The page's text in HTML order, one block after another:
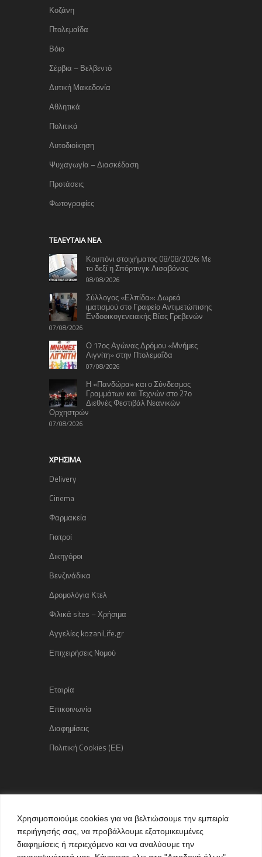
Χρησιμοποιούμε cookies για να βελτιώσουμε την εμπειρία
περιήγησής σας, να προβάλλουμε εξατομικευμένες
διαφημίσεις ή περιεχόμενο και να αναλύουμε την
Κοζάνη
Πτολεμαΐδα
Βόιο
Σέρβια – Βελβεντό
Δυτική Μακεδονία
Αθλητικά
Πολιτικά
Αυτοδιοίκηση
Ψυχαγωγία – Διασκέδαση
Προτάσεις
Φωτογραφίες
TΕΛΕΥΤΑΊΑ ΝΈΑ
Κουπόνι στοιχήματος 08/08/2026: Με
το δεξί η Σπόρτινγκ Λισαβόνας
08/08/2026
Σύλλογος «Ελπίδα»: Δωρεά
ιματισμού στο Γραφείο Αντιμετώπισης
Ενδοοικογενειακής Βίας Γρεβενών
07/08/2026
Ο 17ος Αγώνας Δρόμου «Μνήμες
Λιγνίτη» στην Πτολεμαΐδα
07/08/2026
Η «Πανδώρα» και ο Σύνδεσμος
Γραμμάτων και Τεχνών στο 27ο
Διεθνές Φεστιβάλ Νεανικών
Ορχηστρών
07/08/2026
ΧΡΉΣΙΜΑ
Delivery
Cinema
Φαρμακεία
Γιατροί
Δικηγόροι
Βενζινάδικα
Δρομολόγια Κτελ
Φιλικά sites – Χρήσιμα
Αγγελίες kozaniLife.gr
Επιχειρήσεις Νομού
Εταιρία
Επικοινωνία
Διαφημίσεις
Πολιτική Cookies (ΕΕ)
Copyright © 2015 kozaniLife.gr
All Rights reserved
Internet Services & Advertisement
by kozaniLife.gr